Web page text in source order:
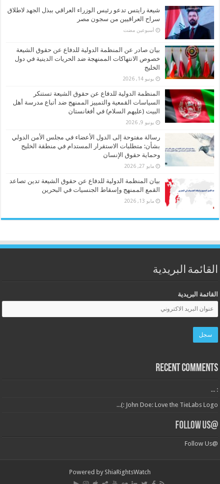
شيعة رايتس تدعو رئيس الوزراء العراقي ببذل الجهد لاطلاق
سراح العراقيين من سجون مصر
‏أسبوعين مضت
بيان صادر عن المنظمة الدولية للدفاع عن حقوق الشيعة
خصوص الانتهاكات الممنهجة ضد الحريات الدينية في دول
الخليج
يونيو 14, 2026
المنظمة الدولية للدفاع عن حقوق الشيعة تستنكر
السياسات القمعية والتمييز الممنهج ضد أتباع مدرسة أهل
البيت (عليهم السلام) في أفغانستان
يونيو 9, 2026
رسالة مفتوحة إلى الدول الأعضاء في مجلس الأمن الدولي
بشأن: متطلبات الاستقرار المستدام في منطقة الخليج
وحماية حقوق الإنسان
مايو 27, 2026
بيان المنظمة الدولية للدفاع عن حقوق الشيعة تدين تصاعد
القمع الممنهج وإسقاط الجنسيات في البحرين
مايو 13, 2026
القائمة البريدية
القائمة البريدية
Recent Comments
: ...
John Doe: Love the TieLabs Logo :)...
@Follow Us
@Follow Us
Powered by ShiaRightsWatch